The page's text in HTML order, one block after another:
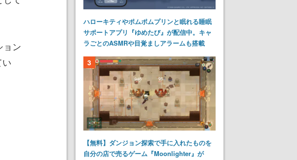
ョン
ハローキティやポムポムプリンと眠れる睡眠
サポートアプリ『ゆめたび』が配信中。キャ
ラごとのASMRや目覚ましアラームも搭載
3
【無料】ダンジョン探索で手に入れたものを
自分の店で売るゲーム『Moonlighter』が